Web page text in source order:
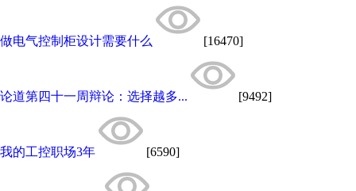
做电气控制柜设计需要什么 [16470]
论道第四十一周辩论：选择越多... [9492]
我的工控职场3年 [6590]